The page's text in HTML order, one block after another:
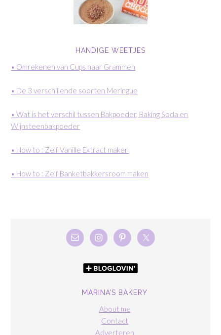
HANDIGE WEETJES
• Omrekenen van Cups naar Grammen
• De 3 verschillende soorten Meringue
• Wat is het verschil tussen Bakpoeder, Baking Soda en
Wijnsteenbakpoeder
• How to : Zelf Vanille Extract maken
• How to : Zelf Banketbakkersroom maken
MARINA’S BAKERY
About me
Contact
Adverteren